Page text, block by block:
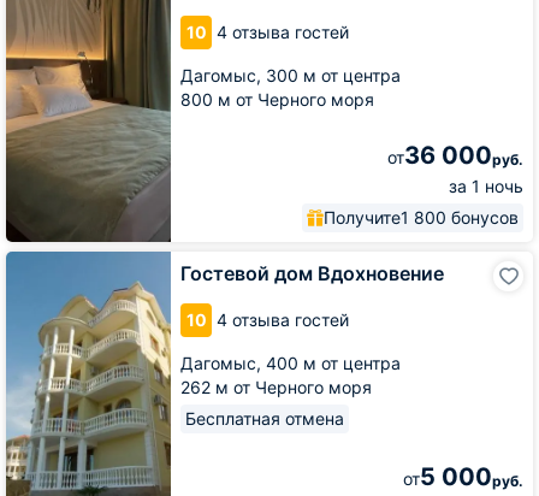
10 4 отзыва гостей
Дагомыс, 300 м от центра
800 м от Черного моря
от36 000руб.
за 1 ночь
Получите1 800 бонусов
апарт-
отеле
4*
Гостевой дом Вдохновение
10 4 отзыва гостей
Дагомыс, 400 м от центра
262 м от Черного моря
Бесплатная отмена
от5 000руб.
Гостевой
Вдохновение